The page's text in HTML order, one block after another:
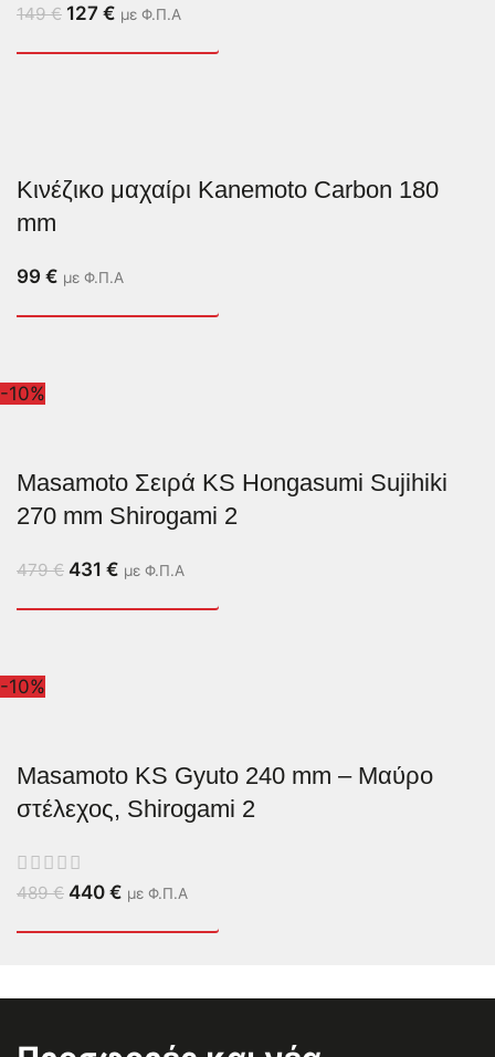
149€ 127 € με Φ.Π.Α
Κινέζικο μαχαίρι Kanemoto Carbon 180
mm
99 € με Φ.Π.Α
-10%
Masamoto Σειρά KS Hongasumi Sujihiki
270 mm Shirogami 2
479€ 431 € με Φ.Π.Α
-10%
Masamoto KS Gyuto 240 mm – Μαύρο
στέλεχος, Shirogami 2
489€ 440 € με Φ.Π.Α